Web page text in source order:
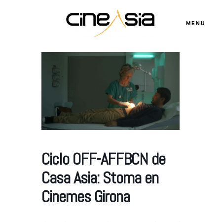
MENU
Ciclo OFF-AFFBCN de
Casa Asia: Stoma en
Cinemes Girona